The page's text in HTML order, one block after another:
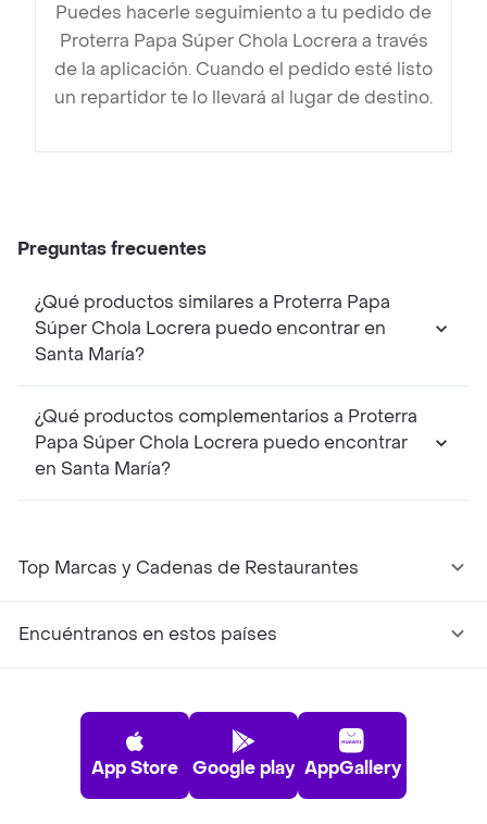
Puedes hacerle seguimiento a tu pedido de
Proterra Papa Súper Chola Locrera a través
de la aplicación. Cuando el pedido esté listo
un repartidor te lo llevará al lugar de destino.
Preguntas frecuentes
¿Qué productos similares a Proterra Papa
Súper Chola Locrera puedo encontrar en
Santa María?
¿Qué productos complementarios a Proterra
Papa Súper Chola Locrera puedo encontrar
en Santa María?
Top Marcas y Cadenas de Restaurantes
Encuéntranos en estos países
App Store Google play AppGallery